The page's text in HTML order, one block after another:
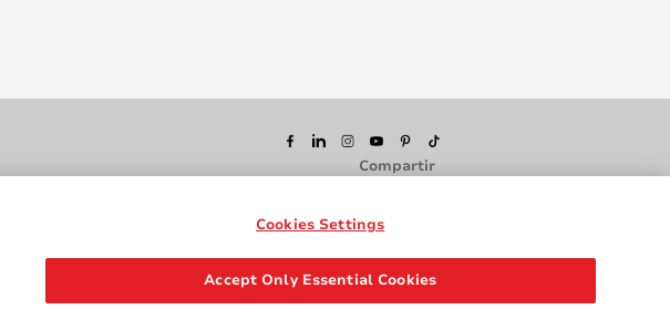
Compartir
Cookies Settings
Accept Only Essential Cookies